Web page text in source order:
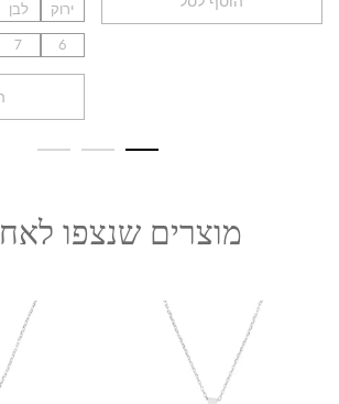
ירוק לבן
6
7
מוצרים שנצפו